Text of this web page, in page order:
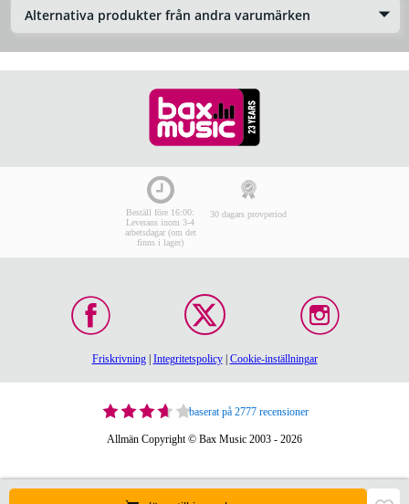
Alternativa produkter från andra varumärken
Beställ före 16:00:
Leverans inom 3-4
arbetsdagar (om det
finns i lager)
30 dagars provperiod
Friskrivning| Integritetspolicy| Cookie-inställningar
baserat på 2777 recensioner
Allmän Copyright © Bax Music 2003 - 2026